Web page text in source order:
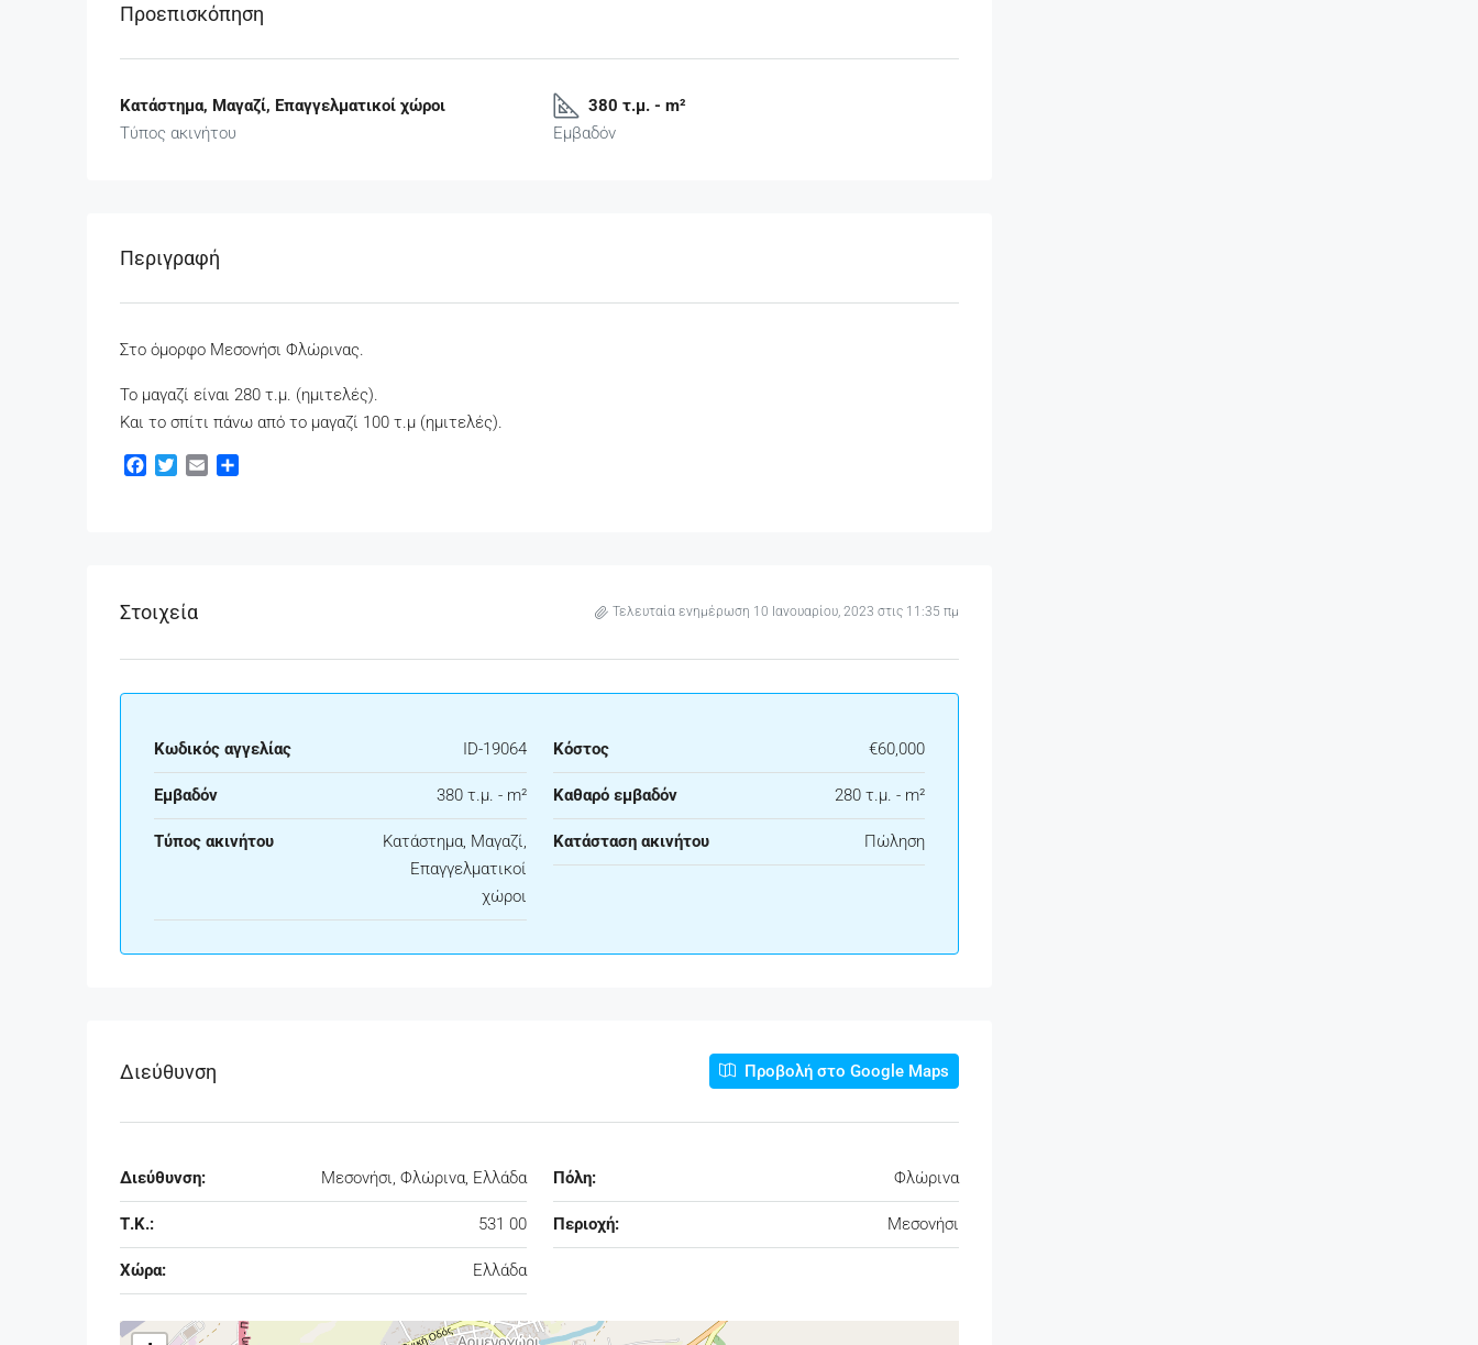
Προεπισκόπηση
Κατάστημα, Μαγαζί, Επαγγελματικοί χώροι
Τύπος ακινήτου
380 τ.μ. - m²
Εμβαδόν
Περιγραφή
Στο όμορφο Μεσονήσι Φλώρινας.
Το μαγαζί είναι 280 τ.μ. (ημιτελές).
Και το σπίτι πάνω από το μαγαζί 100 τ.μ (ημιτελές).
Facebook
TwitterEmail
Στοιχεία Τελευταία ενημέρωση 10 Ιανουαρίου, 2023 στις 11:35 πμ
Κωδικός αγγελίας ID-19064 Κόστος €60,000
Εμβαδόν 380 τ.μ. - m² Καθαρό εμβαδόν 280 τ.μ. - m²
Τύπος ακινήτου
Κατάστημα, Μαγαζί,
Επαγγελματικοί
χώροι
Κατάσταση ακινήτου Πώληση
Διεύθυνση Προβολή στο Google Maps
Διεύθυνση: Μεσονήσι, Φλώρινα, Ελλάδα Πόλη: Φλώρινα
Τ.Κ.: 531 00 Περιοχή: Μεσονήσι
Χώρα: Ελλάδα